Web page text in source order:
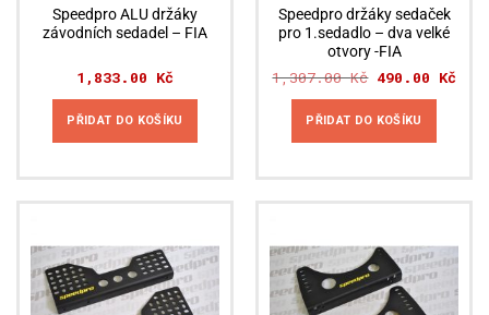
Speedpro ALU držáky
závodních sedadel – FIA
1,833.00 Kč
PŘIDAT DO KOŠÍKU
Akční nabídka
Speedpro držáky sedaček
pro 1.sedadlo – dva velké
otvory -FIA
1,307.00Kč Původní
byla:
1,307.00 Kč.
490.00 Kč
PŘIDAT DO KOŠÍKU